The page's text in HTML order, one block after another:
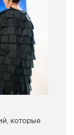
которые